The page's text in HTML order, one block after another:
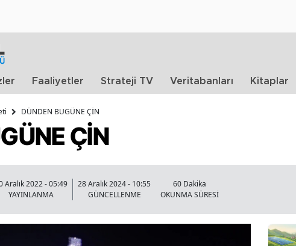
Faaliyetler Strateji TV Veritabanları Kitaplar
DÜNDEN BUGÜNE ÇİN
ÇİN
Aralık 2022 - 05:49
YAYINLANMA
28 Aralık 2024 - 10:55
GÜNCELLENME
60 Dakika
OKUNMA SÜRESİ